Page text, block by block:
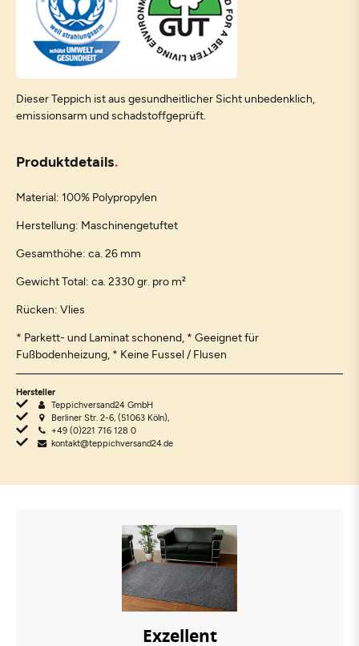
Dieser Teppich ist aus gesundheitlicher Sicht unbedenklich,
emissionsarm und schadstoffgeprüft.
Produktdetails
Material: 100% Polypropylen
Herstellung: Maschinengetuftet
Gesamthöhe: ca. 26 mm
Gewicht Total: ca. 2330 gr. pro m²
Rücken: Vlies
* Parkett- und Laminat schonend, * Geeignet für
Fußbodenheizung, * Keine Fussel / Flusen
Hersteller
Teppichversand24 GmbH
Berliner Str. 2-6, (51063 Köln),
+49 (0)221 716 128 0
kontakt@teppichversand24.de
Exzellent